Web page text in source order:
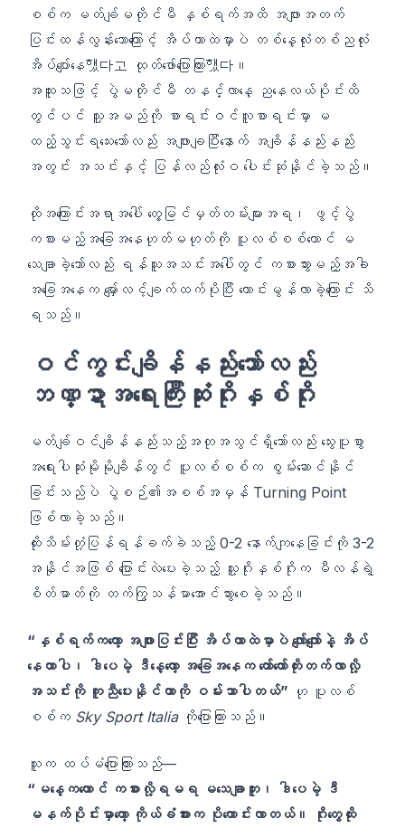
စစ်က မတ်ချ်မတိုင်မီ နှစ်ရက်အထိ အဖျားအတက်
ပြင်းထန်လွန်းသောကြောင့် အိပ်ယာထဲမှာပဲ တစ်နေ့လုံးတစ်ညလုံး
အိပ်ပျော်နေ했다고 ထုတ်ဖော်ပြောကြား했다။
အထူးသဖြင့် ပွဲမတိုင်မီ တနင်္လာနေ့ ညနေလယ်ပိုင်းထိ
တွင်ပင် သူ့အမည်ကို စာရင်းဝင်လူစာရင်းမှာ မ
ထည့်သွင်းရသေးသော်လည်း အဖျားချပြီးနောက် အချိန်နည်းနည်း
အတွင်း အသင်းနှင့် ပြန်လည်လုံးဝ ပေါင်းဆုံနိုင်ခဲ့သည်။
ထိုအကြောင်းအရာအပေါ် တွေ့မြင်မှတ်တမ်းများအရ၊ ဖွင့်ပွဲ
ကစားမည့်အခြေအနေဟုတ်မဟုတ်ကို ပူလစ်စစ်တောင် မ
သေချာခဲ့သော်လည်း ရန်သူအသင်းအပေါ်တွင် ကစားသွားမည့်အခါ
အခြေအနေက မျှော်လင့်ချက်ထက်ပိုပြီး ကောင်းမွန်လာခဲ့ကြောင်း သိ
ရသည်။
ဝင်ကွင်းချိန်နည်းသော်လည်း
ဘဏ္ဍာအရေးကြီးဆုံးဂိုးနှစ်ဂိုး
မတ်ချ်ဝင်ချိန်နည်းသည့်အတုအသွင်ရှိသော်လည်း သွေးပူစွာ
အရေးပါဆုံးမိုမိုချိန်တွင် ပူလစ်စစ်က စွမ်းဆောင်နိုင်
ခြင်းသည်ပဲ ပွဲစဉ်၏အစစ်အမှန် Turning Point
ဖြစ်လာခဲ့သည်။
ထိုးသိမ်းတုံ့ပြန်ရန်ခက်ခဲသည့် 0-2 နောက်ကျနေခြင်းကို 3-2
အနိုင်အဖြစ် ပြောင်းလဲပေးခဲ့သည့် သူ့ဂိုးနှစ်ဂိုးက မီလန်ရဲ့
စိတ်ဓာတ်ကို တက်ကြွသန်မာအောင်သွားစေခဲ့သည်။
“နှစ်ရက်ကတော့ အဖျားပြင်းပြီး အိပ်ယာထဲမှာပဲ လျော်လျော်နဲ့ အိပ်
နေတာပါ၊ ဒါပေမဲ့ ဒီနေ့တော့ အခြေအနေက တော်တော်တိုးတက်လာလို့
အသင်းကို ကူညီပေးနိုင်တာကို ဝမ်းသာပါတယ်” ဟု ပူလစ်
စစ်က Sky Sport Italiaကိုပြောကြားသည်။
သူက ထပ်မံပြောကြားသည်—
“မနေ့ကတောင် ကစားလို့ရမရ မသေချာဘူး၊ ဒါပေမဲ့ ဒီ
မနက်ပိုင်းမှာတော့ ကိုယ်ခံအားက ပိုကောင်းလာတယ်။ ဂိုးတွေထိုး